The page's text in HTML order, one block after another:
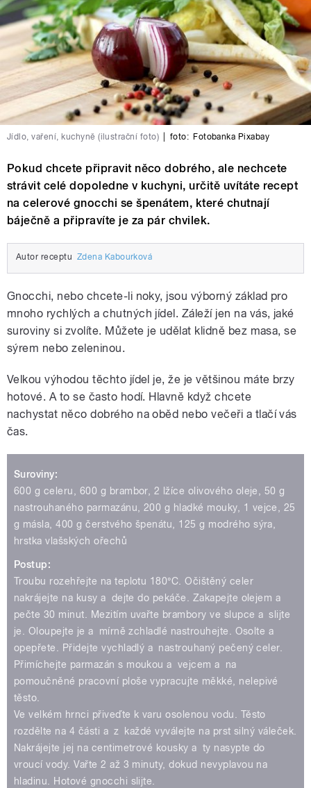
Jídlo, vaření, kuchyně (ilustrační foto) foto: Fotobanka Pixabay
Pokud chcete připravit něco dobrého, ale nechcete
strávit celé dopoledne v kuchyni, určitě uvítáte recept
na celerové gnocchi se špenátem, které chutnají
báječně a připravíte je za pár chvilek.
Autor receptu Zdena Kabourková
Gnocchi, nebo chcete-li noky, jsou výborný základ pro
mnoho rychlých a chutných jídel. Záleží jen na vás, jaké
suroviny si zvolíte. Můžete je udělat klidně bez masa, se
sýrem nebo zeleninou.
Velkou výhodou těchto jídel je, že je většinou máte brzy
hotové. A to se často hodí. Hlavně když chcete
nachystat něco dobrého na oběd nebo večeři a tlačí vás
čas.
Suroviny:
600 g celeru, 600 g brambor, 2 lžíce olivového oleje, 50 g
nastrouhaného parmazánu, 200 g hladké mouky, 1 vejce, 25
g másla, 400 g čerstvého špenátu, 125 g modrého sýra,
hrstka vlašských ořechů
Postup:
Troubu rozehřejte na teplotu 180°C. Očištěný celer
nakrájejte na kusy a dejte do pekáče. Zakapejte olejem a
pečte 30 minut. Mezitím uvařte brambory ve slupce a slijte
je. Oloupejte je a mírně zchladlé nastrouhejte. Osolte a
opepřete. Přidejte vychladlý a nastrouhaný pečený celer.
Přimíchejte parmazán s moukou a vejcem a na
pomoučněné pracovní ploše vypracujte měkké, nelepivé
těsto.
Ve velkém hrnci přiveďte k varu osolenou vodu. Těsto
rozdělte na 4 části a z každé vyválejte na prst silný váleček.
Nakrájejte jej na centimetrové kousky a ty nasypte do
vroucí vody. Vařte 2 až 3 minuty, dokud nevyplavou na
hladinu. Hotové gnocchi slijte.